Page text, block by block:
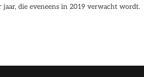
jaar, die eveneens in 2019 verwacht wordt.